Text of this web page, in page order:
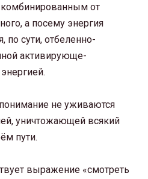
от
а посему энергия
по сути, отбеленно-
активирующе-
не уживаются
уничтожающей всякий
пути.
выражение «смотреть